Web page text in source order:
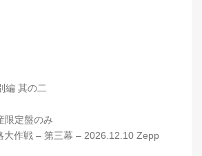
編 其の二
限定盤のみ
大作戦 – 第三幕 – 2026.12.10 Zepp